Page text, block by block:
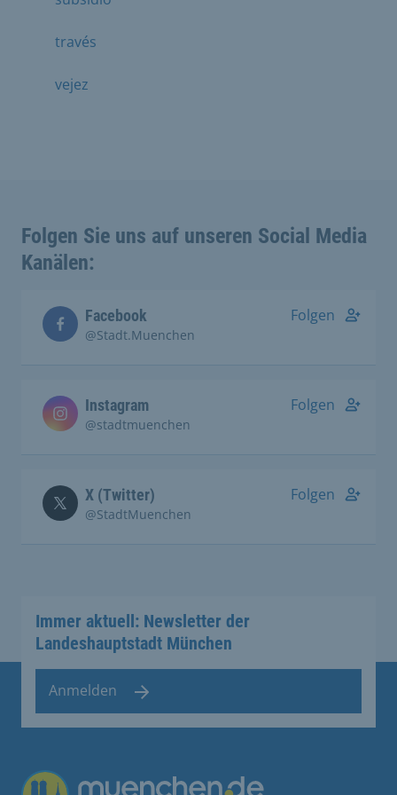
través
vejez
Folgen Sie uns auf unseren Social Media
Kanälen:
Facebook
@Stadt.Muenchen
Folgen
Instagram
@stadtmuenchen
Folgen
X (Twitter)
@StadtMuenchen
Folgen
Immer aktuell: Newsletter der
Landeshauptstadt München
Anmelden
Übergreifende Links